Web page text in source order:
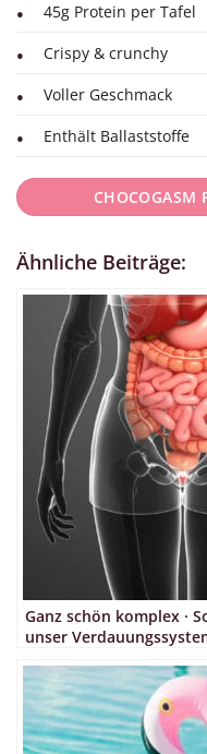
45g Protein per Tafel
Crispy & crunchy
Voller Geschmack
Enthält Ballaststoffe
CHOCOGASM
Ähnliche Beiträge:
Ganz schön komplex ·
unser